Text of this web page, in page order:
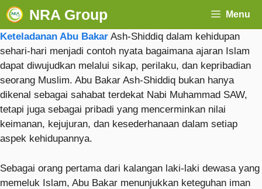
NRA Group Menu
Keteladanan Abu Bakar Ash-Shiddiq dalam kehidupan
sehari-hari menjadi contoh nyata bagaimana ajaran Islam
dapat diwujudkan melalui sikap, perilaku, dan kepribadian
seorang Muslim. Abu Bakar Ash-Shiddiq bukan hanya
dikenal sebagai sahabat terdekat Nabi Muhammad SAW,
tetapi juga sebagai pribadi yang mencerminkan nilai
keimanan, kejujuran, dan kesederhanaan dalam setiap
aspek kehidupannya.
Sebagai orang pertama dari kalangan laki-laki dewasa yang
memeluk Islam, Abu Bakar menunjukkan keteguhan iman